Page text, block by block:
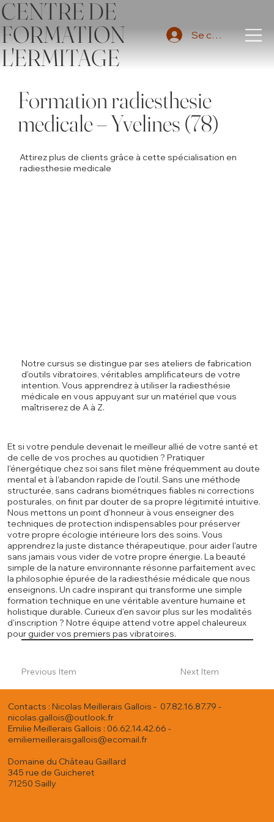
CENTRE DE
FORMATION
L'ERMITAGE
Se connecter
Formation radiesthesie
medicale – Yvelines (78)
Attirez plus de clients grâce à cette spécialisation en
radiesthesie medicale
Notre cursus se distingue par ses ateliers de fabrication
d'outils vibratoires, véritables amplificateurs de votre
intention. Vous apprendrez à utiliser la radiesthésie
médicale en vous appuyant sur un matériel que vous
maîtriserez de A à Z.
Et si votre pendule devenait le meilleur allié de votre santé et
de celle de vos proches au quotidien ? Pratiquer
l'énergétique chez soi sans filet mène fréquemment au doute
mental et à l'abandon rapide de l'outil. Sans une méthode
structurée, sans cadrans biométriques fiables ni corrections
posturales, on finit par douter de sa propre légitimité intuitive.
Nous mettons un point d'honneur à vous enseigner des
techniques de protection indispensables pour préserver
votre propre écologie intérieure lors des soins. Vous
apprendrez la juste distance thérapeutique, pour aider l'autre
sans jamais vous vider de votre propre énergie. La beauté
simple de la nature environnante résonne parfaitement avec
la philosophie épurée de la radiesthésie médicale que nous
enseignons. Un cadre inspirant qui transforme une simple
formation technique en une véritable aventure humaine et
holistique durable. Curieux d'en savoir plus sur les modalités
d'inscription ? Notre équipe attend votre appel chaleureux
pour guider vos premiers pas vibratoires.
Previous Item Next Item
Contacts : Nicolas Meillerais Gallois - 07.82.16.87.79 -
nicolas.gallois@outlook.fr
Emilie Meillerais Gallois : 06.62.14.42.66 -
emiliemeilleraisgallois@ecomail.fr
Domaine du Château Gaillard
345 rue de Guicheret
71250 Sailly